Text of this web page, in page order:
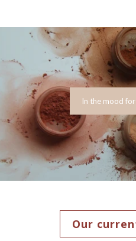
In the mood
Our